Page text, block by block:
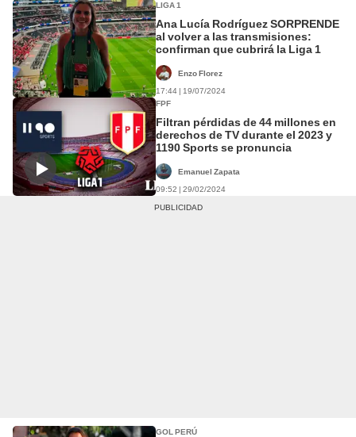
LIGA 1
Ana Lucía Rodríguez SORPRENDE
al volver a las transmisiones:
confirman que cubrirá la Liga 1
Enzo Florez
17:44 | 19/07/2024
FPF
Filtran pérdidas de 44 millones en
derechos de TV durante el 2023 y
1190 Sports se pronuncia
Emanuel Zapata
09:52 | 29/02/2024
GOL PERÚ